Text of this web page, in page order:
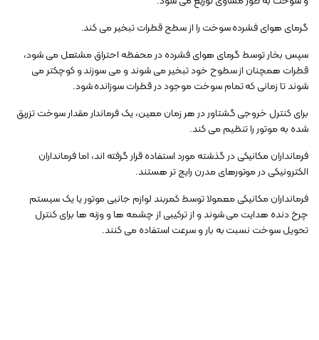
گرمای هوای فشرده سوخت را از سطح قطرات تبخیر می کند.
سپس بخار توسط گرمای هوای فشرده در محفظه احتراق مشتعل می شود،
قطرات همچنان از سطوح خود تبخیر می شوند و می سوزند و کوچکتر می
شوند تا زمانی که تمام سوخت موجود در قطرات سوزانده شود.
برای کنترل خروجی گشتاور در هر زمان معین، یک فرماندار مقدار سوخت تزریق
شده به موتور را تنظیم می کند.
فرمانداران مکانیکی در گذشته مورد استفاده قرار گرفته اند، اما فرمانداران
الکترونیکی در موتورهای مدرن رایج تر هستند.
فرمانداران مکانیکی معمولا توسط کمربند لوازم جانبی موتور یا یک سیستم
چرخ دنده هدایت می شوند و از ترکیبی از چشمه ها و وزنه ها برای کنترل
تحویل سوخت نسبت به بار و سرعت استفاده می کنند.